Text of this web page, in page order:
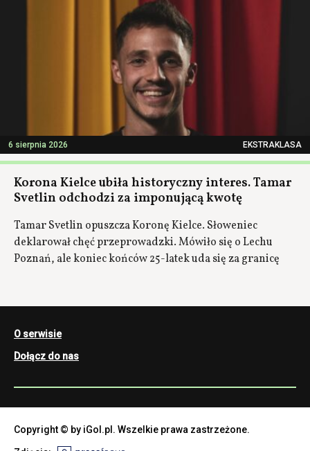
6 sierpnia 2026 EKSTRAKLASA
Korona Kielce ubiła historyczny interes. Tamar
Svetlin odchodzi za imponującą kwotę
Tamar Svetlin opuszcza Koronę Kielce. Słoweniec
deklarował chęć przeprowadzki. Mówiło się o Lechu
Poznań, ale koniec końców 25-latek uda się za granicę
O serwisie
Dołącz do nas
Copyright © by iGol.pl. Wszelkie prawa zastrzeżone.